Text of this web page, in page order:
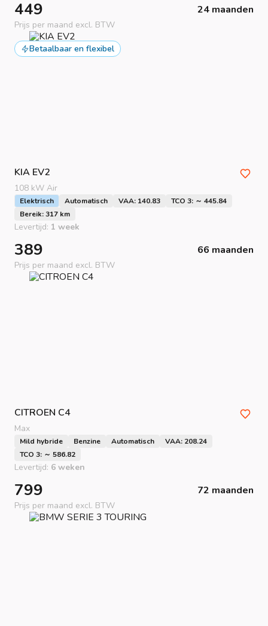
449 24 maanden
Prijs per maand excl. BTW
Betaalbaar en flexibel
KIA EV2
108 kW Air
Elektrisch Automatisch VAA: 140.83
TCO 3: ～ 445.84
Bereik: 317 km
Levertijd: 1 week
389 66 maanden
Prijs per maand excl. BTW
CITROEN C4
Max
Mild hybride Benzine Automatisch
VAA: 208.24
TCO 3: ～ 586.82
Levertijd: 6 weken
799 72 maanden
Prijs per maand excl. BTW